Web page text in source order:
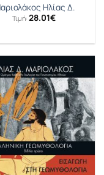
Ηλίας Δ.
Τιμή: 28.01€